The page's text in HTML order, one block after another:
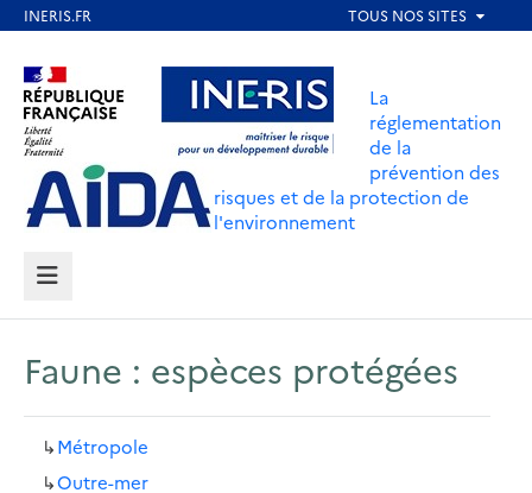
contenu
principal
Aller au contenu Aller au menu
Aller au pied de page
La
réglementation
de la
prévention des
risques et de la protection de
l'environnement
MENU
Faune : espèces protégées
↳Métropole
↳Outre-mer